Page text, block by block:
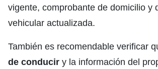
vigente, comprobante de domicilio y
vehicular actualizada.
También es recomendable verificar
de conducir y la información del